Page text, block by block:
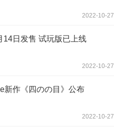
2022-10-27
14日发售 试玩版已上线
2022-10-27
新作《四のの目》公布
2022-10-27